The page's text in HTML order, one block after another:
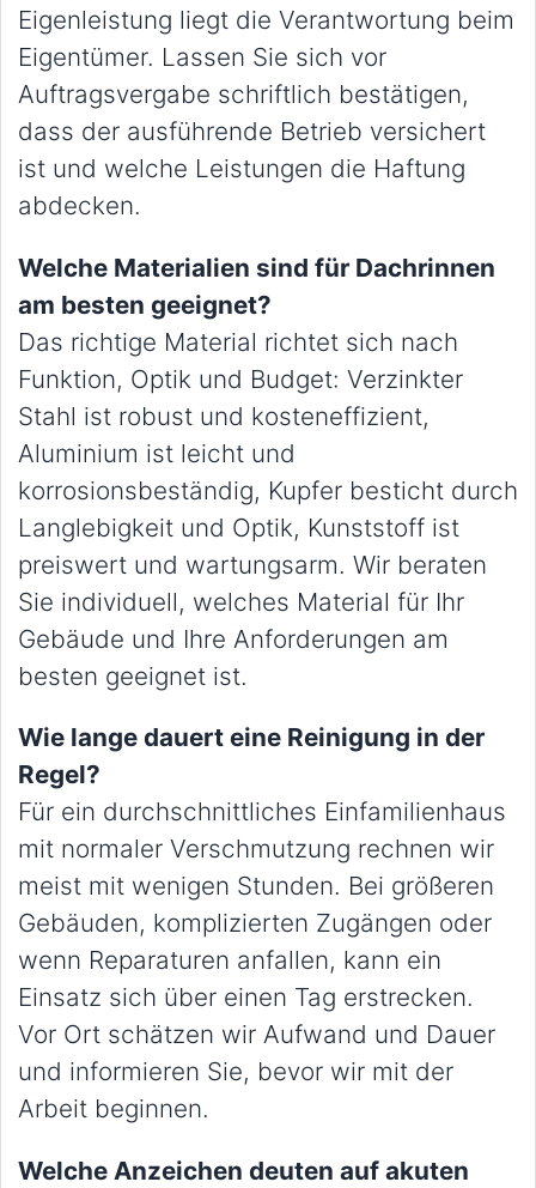
Eigenleistung liegt die Verantwortung beim
Eigentümer. Lassen Sie sich vor
Auftragsvergabe schriftlich bestätigen,
dass der ausführende Betrieb versichert
ist und welche Leistungen die Haftung
abdecken.
Welche Materialien sind für Dachrinnen
am besten geeignet?
Das richtige Material richtet sich nach
Funktion, Optik und Budget: Verzinkter
Stahl ist robust und kosteneffizient,
Aluminium ist leicht und
korrosionsbeständig, Kupfer besticht durch
Langlebigkeit und Optik, Kunststoff ist
preiswert und wartungsarm. Wir beraten
Sie individuell, welches Material für Ihr
Gebäude und Ihre Anforderungen am
besten geeignet ist.
Wie lange dauert eine Reinigung in der
Regel?
Für ein durchschnittliches Einfamilienhaus
mit normaler Verschmutzung rechnen wir
meist mit wenigen Stunden. Bei größeren
Gebäuden, komplizierten Zugängen oder
wenn Reparaturen anfallen, kann ein
Einsatz sich über einen Tag erstrecken.
Vor Ort schätzen wir Aufwand und Dauer
und informieren Sie, bevor wir mit der
Arbeit beginnen.
Welche Anzeichen deuten auf akuten